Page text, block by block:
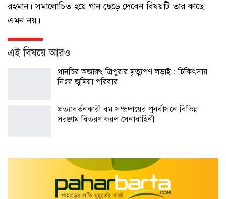
রহমান। সমালোচিত হয়ে গান ছেড়ে দেবেন বিষয়টি তার কাছে
এমন নয়।
এই বিষয়ে আরও
থানচির অজারুং ত্রিপুরার মৃত্যুপণ লড়াই : চিকিৎসায়
নিঃস্ব জুমিয়া পরিবার
প্রত্যাবর্তনকারী বম সম্প্রদায়ের পুনর্বাসনে বিভিন্ন
সরঞ্জাম বিতরণ করল সেনাবাহিনী